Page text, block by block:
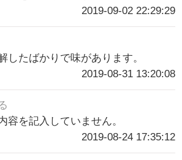
2019-09-02 22:29:29
したばかりで味があります。
2019-08-31 13:20:08
容を記入していません。
2019-08-24 17:35:12